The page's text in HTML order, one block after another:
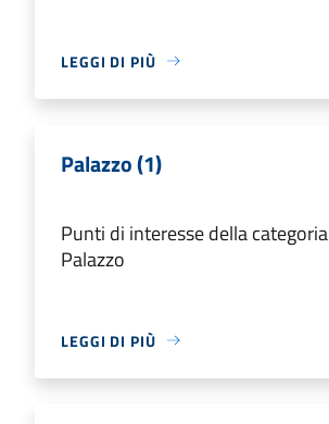
LEGGI DI PIÙ
Palazzo (1)
Punti di interesse della categoria
Palazzo
LEGGI DI PIÙ